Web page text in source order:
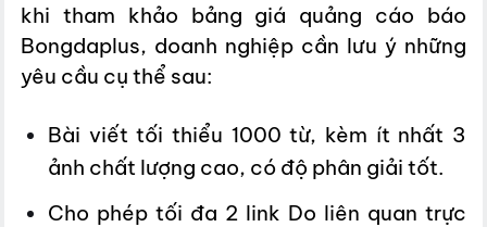
khi tham khảo bảng giá quảng cáo báo
Bongdaplus, doanh nghiệp cần lưu ý những
yêu cầu cụ thể sau:
Bài viết tối thiểu 1000 từ, kèm ít nhất 3
ảnh chất lượng cao, có độ phân giải tốt.
Cho phép tối đa 2 link Do liên quan trực